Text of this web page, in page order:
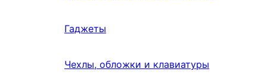
Гаджеты
Чехлы, обложки и клавиатуры